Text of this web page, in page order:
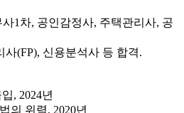
1차, 공인감정사, 주택관리사, 공
(FP), 신용분석사 등 합격.
, 2024년
의 위력, 2020년